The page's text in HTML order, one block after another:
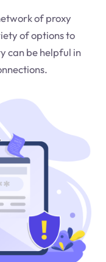
of proxy
of options to
can be helpful in